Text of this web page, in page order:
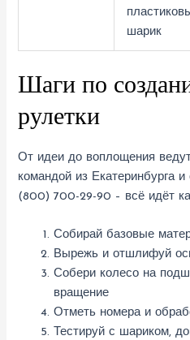
шарик
Шаги по
рулетки
От идеи до воплощения
командой из Екатеринбурга
(800) 700-29-90 – всё идёт
Собирай базовые
Вырежь и отшлифуй
Собери колесо на
вращение
Отметь номера и
Тестируй с шариком,